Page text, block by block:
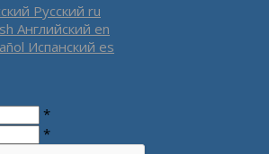
Русский ru
Английский en
Испанский es
*
*